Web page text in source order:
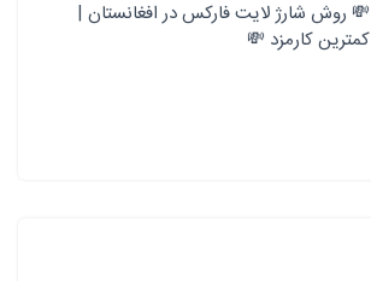
💸 روش شارژ لایت فارکس در افغانستان |
کمترین کارمزد 💸